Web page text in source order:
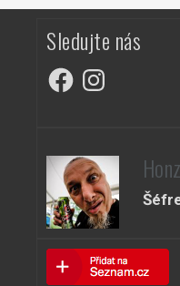
Sledujte nás
FacebookInstagram